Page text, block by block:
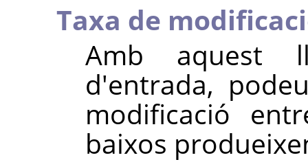
Taxa de
Amb aquest
d'entrada,
modificació
baixos